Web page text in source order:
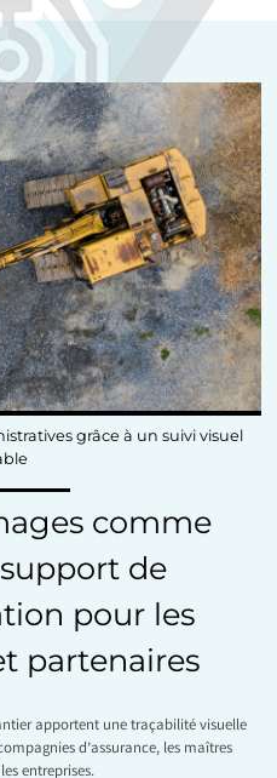
grâce à un suivi visuel
comme
de
pour les
partenaires
apportent une traçabilité visuelle
d’assurance, les maîtres
entreprises.